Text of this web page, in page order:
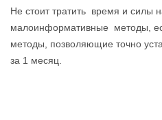
Не стоит тратить время и силы
малоинформативные методы,
методы, позволяющие точно
за 1 месяц.